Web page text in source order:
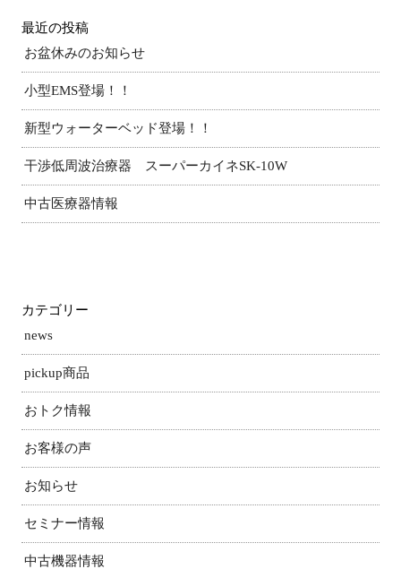
最近の投稿
お盆休みのお知らせ
小型EMS登場！！
新型ウォーターベッド登場！！
干渉低周波治療器 スーパーカイネSK-10W
中古医療器情報
カテゴリー
news
pickup商品
おトク情報
お客様の声
お知らせ
セミナー情報
中古機器情報